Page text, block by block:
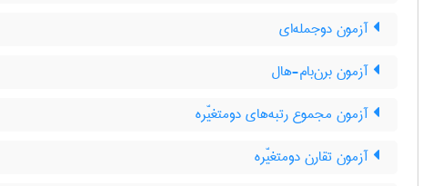
آزمون دوجمله‌ای
آزمون برن‌بام-هال
آزمون مجموع رتبه‌های دومتغیّره
آزمون تقارن دومتغیّره